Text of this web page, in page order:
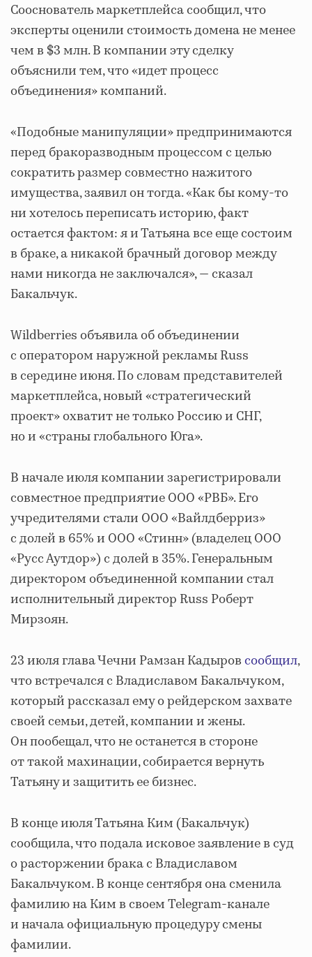
Сооснователь маркетплейса сообщил, что
эксперты оценили стоимость домена не менее
чем в $3 млн. В компании эту сделку
объяснили тем, что «идет процесс
объединения» компаний.
«Подобные манипуляции» предпринимаются
перед бракоразводным процессом с целью
сократить размер совместно нажитого
имущества, заявил он тогда. «Как бы кому-то
ни хотелось переписать историю, факт
остается фактом: я и Татьяна все еще состоим
в браке, а никакой брачный договор между
нами никогда не заключался», — сказал
Бакальчук.
Wildberries объявила об объединении
с оператором наружной рекламы Russ
в середине июня. По словам представителей
маркетплейса, новый «стратегический
проект» охватит не только Россию и СНГ,
но и «страны глобального Юга».
В начале июля компании зарегистрировали
совместное предприятие OOO «РВБ». Его
учредителями стали ООО «Вайлдберриз»
с долей в 65% и ООО «Стинн» (владелец ООО
«Русс Аутдор») с долей в 35%. Генеральным
директором объединенной компании стал
исполнительный директор Russ Роберт
Мирзоян.
23 июля глава Чечни Рамзан Кадыровсообщил,
что встречался с Владиславом Бакальчуком,
который рассказал ему о рейдерском захвате
своей семьи, детей, компании и жены.
Он пообещал, что не останется в стороне
от такой махинации, собирается вернуть
Татьяну и защитить ее бизнес.
В конце июля Татьяна Ким (Бакальчук)
сообщила, что подала исковое заявление в суд
о расторжении брака с Владиславом
Бакальчуком. В конце сентября она сменила
фамилию на Ким в своем Telegram-канале
и начала официальную процедуру смены
фамилии.